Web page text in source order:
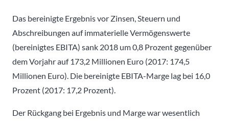
Das bereinigte Ergebnis vor Zinsen, Steuern und
Abschreibungen auf immaterielle Vermögenswerte
(bereinigtes EBITA) sank 2018 um 0,8 Prozent gegenüber
dem Vorjahr auf 173,2 Millionen Euro (2017: 174,5
Millionen Euro). Die bereinigte EBITA-Marge lag bei 16,0
Prozent (2017: 17,2 Prozent).
Der Rückgang bei Ergebnis und Marge war wesentlich